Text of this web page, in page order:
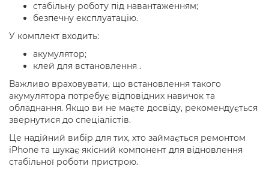
стабільну роботу під навантаженням;
безпечну експлуатацію.
У комплект входить:
акумулятор;
клей для встановлення .
Важливо враховувати, що встановлення такого
акумулятора потребує відповідних навичок та
обладнання. Якщо ви не маєте досвіду, рекомендується
звернутися до спеціалістів.
Це надійний вибір для тих, хто займається ремонтом
iPhone та шукає якісний компонент для відновлення
стабільної роботи пристрою.